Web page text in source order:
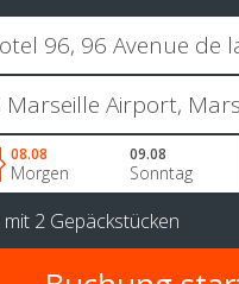
08.08
Morgen
09.08
Sonntag
mit 2 Gepäckstücken